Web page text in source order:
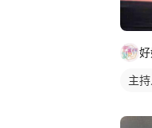
主持